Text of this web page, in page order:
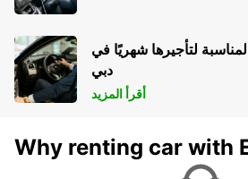
لتأجيرها شهريًا في
دبي
أقرأ المزيد
Why renting car with